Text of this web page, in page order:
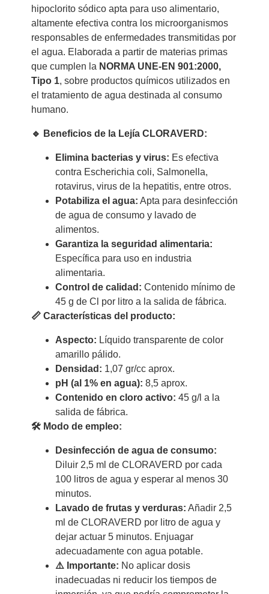
hipoclorito sódico apta para uso alimentario,
altamente efectiva contra los microorganismos
responsables de enfermedades transmitidas por
el agua. Elaborada a partir de materias primas
que cumplen la NORMA UNE-EN 901:2000,
Tipo 1, sobre productos químicos utilizados en
el tratamiento de agua destinada al consumo
humano.
🔹 Beneficios de la Lejía CLORAVERD:
Elimina bacterias y virus: Es efectiva
contra Escherichia coli, Salmonella,
rotavirus, virus de la hepatitis, entre otros.
Potabiliza el agua: Apta para desinfección
de agua de consumo y lavado de
alimentos.
Garantiza la seguridad alimentaria:
Específica para uso en industria
alimentaria.
Control de calidad: Contenido mínimo de
45 g de Cl por litro a la salida de fábrica.
📏 Características del producto:
Aspecto: Líquido transparente de color
amarillo pálido.
Densidad: 1,07 gr/cc aprox.
pH (al 1% en agua): 8,5 aprox.
Contenido en cloro activo: 45 g/l a la
salida de fábrica.
🛠 Modo de empleo:
Desinfección de agua de consumo:
Diluir 2,5 ml de CLORAVERD por cada
100 litros de agua y esperar al menos 30
minutos.
Lavado de frutas y verduras: Añadir 2,5
ml de CLORAVERD por litro de agua y
dejar actuar 5 minutos. Enjuagar
adecuadamente con agua potable.
⚠️ Importante: No aplicar dosis
inadecuadas ni reducir los tiempos de